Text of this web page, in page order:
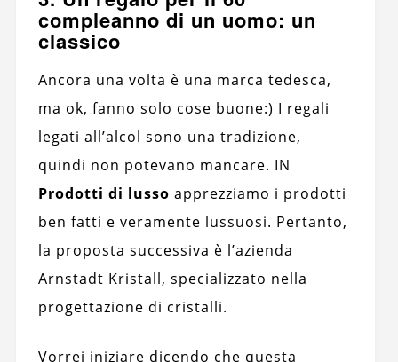
compleanno di un uomo: un
classico
Ancora una volta è una marca tedesca,
ma ok, fanno solo cose buone:) I regali
legati all’alcol sono una tradizione,
quindi non potevano mancare. IN
Prodotti di lusso apprezziamo i prodotti
ben fatti e veramente lussuosi. Pertanto,
la proposta successiva è l’azienda
Arnstadt Kristall, specializzato nella
progettazione di cristalli.
Vorrei iniziare dicendo che questa